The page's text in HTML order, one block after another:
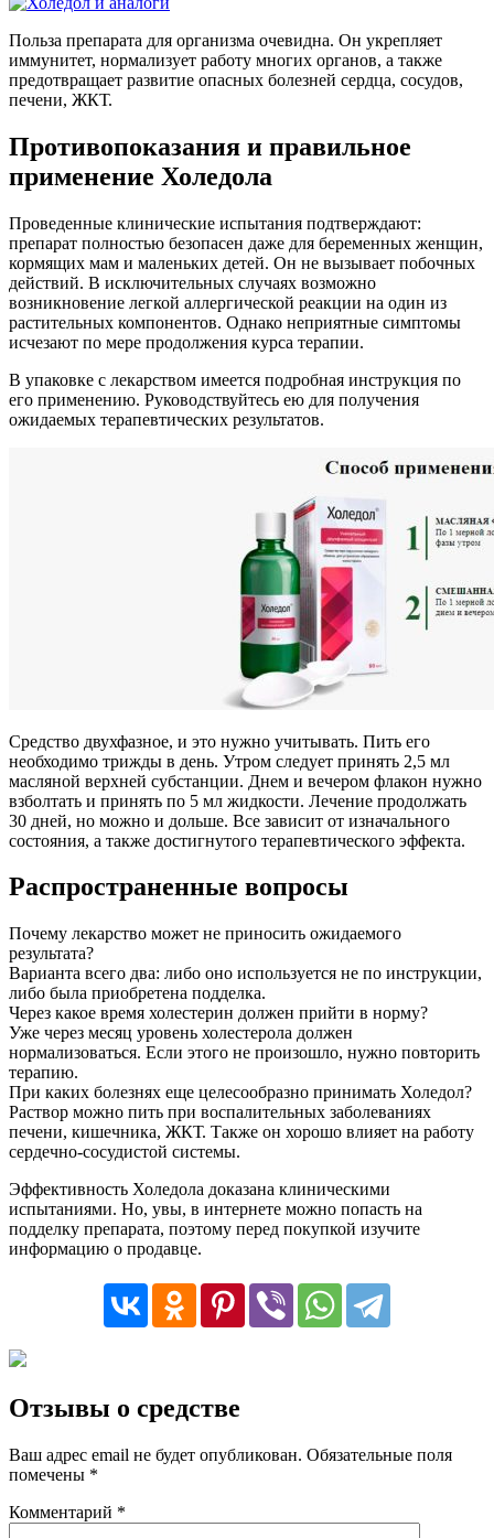
Польза препарата для организма очевидна. Он укрепляет
иммунитет, нормализует работу многих органов, а также
предотвращает развитие опасных болезней сердца, сосудов,
печени, ЖКТ.
Противопоказания и правильное
применение Холедола
Проведенные клинические испытания подтверждают:
препарат полностью безопасен даже для беременных женщин,
кормящих мам и маленьких детей. Он не вызывает побочных
действий. В исключительных случаях возможно
возникновение легкой аллергической реакции на один из
растительных компонентов. Однако неприятные симптомы
исчезают по мере продолжения курса терапии.
В упаковке с лекарством имеется подробная инструкция по
его применению. Руководствуйтесь ею для получения
ожидаемых терапевтических результатов.
Средство двухфазное, и это нужно учитывать. Пить его
необходимо трижды в день. Утром следует принять 2,5 мл
масляной верхней субстанции. Днем и вечером флакон нужно
взболтать и принять по 5 мл жидкости. Лечение продолжать
30 дней, но можно и дольше. Все зависит от изначального
состояния, а также достигнутого терапевтического эффекта.
Распространенные вопросы
Почему лекарство может не приносить ожидаемого
результата?
Варианта всего два: либо оно используется не по инструкции,
либо была приобретена подделка.
Через какое время холестерин должен прийти в норму?
Уже через месяц уровень холестерола должен
нормализоваться. Если этого не произошло, нужно повторить
терапию.
При каких болезнях еще целесообразно принимать Холедол?
Раствор можно пить при воспалительных заболеваниях
печени, кишечника, ЖКТ. Также он хорошо влияет на работу
сердечно-сосудистой системы.
Эффективность Холедола доказана клиническими
испытаниями. Но, увы, в интернете можно попасть на
подделку препарата, поэтому перед покупкой изучите
информацию о продавце.
Отзывы о средстве
Ваш адрес email не будет опубликован. Обязательные поля
помечены *
Комментарий *